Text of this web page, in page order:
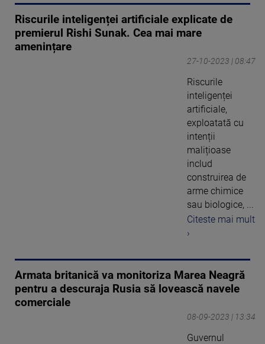
Riscurile inteligenței artificiale explicate de
premierul Rishi Sunak. Cea mai mare
amenințare
27-10-2023 | 08:47
Riscurile
inteligenței
artificiale,
exploatată cu
intenții
malițioase
includ
construirea de
arme chimice
sau biologice, ...
Citeste mai mult
›
Armata britanică va monitoriza Marea Neagră
pentru a descuraja Rusia să lovească navele
comerciale
08-09-2023 | 13:34
Guvernul